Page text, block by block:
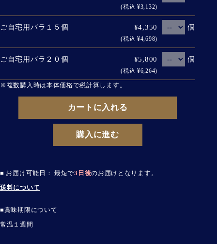
(税込 ¥3,132)
ご自宅用バラ１５個 ¥4,350
(税込 ¥4,698)
個
ご自宅用バラ２０個 ¥5,800
(税込 ¥6,264)
個
※複数購入時は本体価格で税計算します。
カートに入れる
購入に進む
■ お届け可能日： 最短で3日後のお届けとなります。
送料について
■賞味期限について
常温１週間